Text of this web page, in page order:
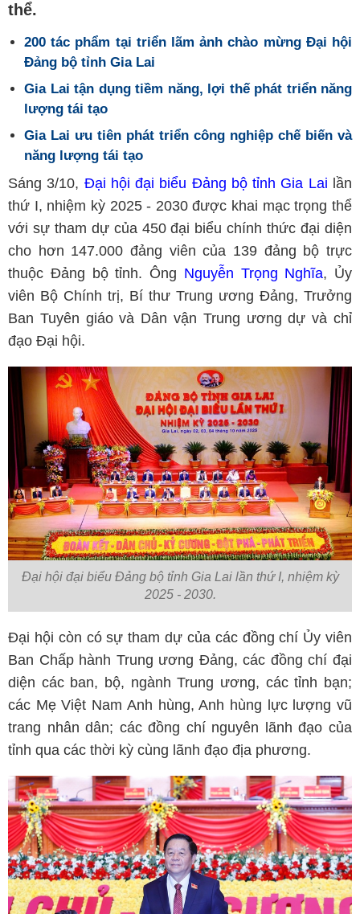
thể.
200 tác phẩm tại triển lãm ảnh chào mừng Đại hội
Đảng bộ tỉnh Gia Lai
Gia Lai tận dụng tiềm năng, lợi thế phát triển năng
lượng tái tạo
Gia Lai ưu tiên phát triển công nghiệp chế biến và
năng lượng tái tạo
Sáng 3/10, Đại hội đại biểu Đảng bộ tỉnh Gia Lai lần
thứ I, nhiệm kỳ 2025 - 2030 được khai mạc trọng thể
với sự tham dự của 450 đại biểu chính thức đại diện
cho hơn 147.000 đảng viên của 139 đảng bộ trực
thuộc Đảng bộ tỉnh. Ông Nguyễn Trọng Nghĩa, Ủy
viên Bộ Chính trị, Bí thư Trung ương Đảng, Trưởng
Ban Tuyên giáo và Dân vận Trung ương dự và chỉ
đạo Đại hội.
Đại hội đại biểu Đảng bộ tỉnh Gia Lai lần thứ I, nhiệm kỳ
2025 - 2030.
Đại hội còn có sự tham dự của các đồng chí Ủy viên
Ban Chấp hành Trung ương Đảng, các đồng chí đại
diện các ban, bộ, ngành Trung ương, các tỉnh bạn;
các Mẹ Việt Nam Anh hùng, Anh hùng lực lượng vũ
trang nhân dân; các đồng chí nguyên lãnh đạo của
tỉnh qua các thời kỳ cùng lãnh đạo địa phương.